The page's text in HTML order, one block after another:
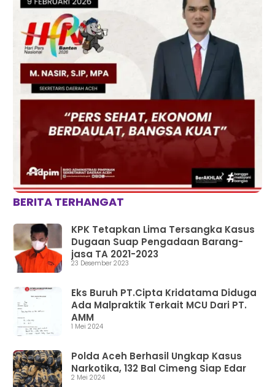
BERITA TERHANGAT
KPK Tetapkan Lima Tersangka Kasus
Dugaan Suap Pengadaan Barang-
jasa TA 2021-2023
23 Desember 2023
Eks Buruh PT.Cipta Kridatama Diduga
Ada Malpraktik Terkait MCU Dari PT.
AMM
1 Mei 2024
Polda Aceh Berhasil Ungkap Kasus
Narkotika, 132 Bal Cimeng Siap Edar
2 Mei 2024